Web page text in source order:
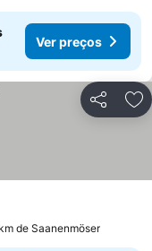
Ver preços
Partilhar
de Saanenmöser